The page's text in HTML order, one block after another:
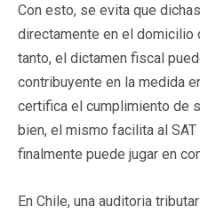
Con esto, se evita que
directamente en el domicilio
tanto, el dictamen fiscal
contribuyente en la medida
certifica el cumplimiento de
bien, el mismo facilita al
finalmente puede jugar en
En Chile, una auditoria